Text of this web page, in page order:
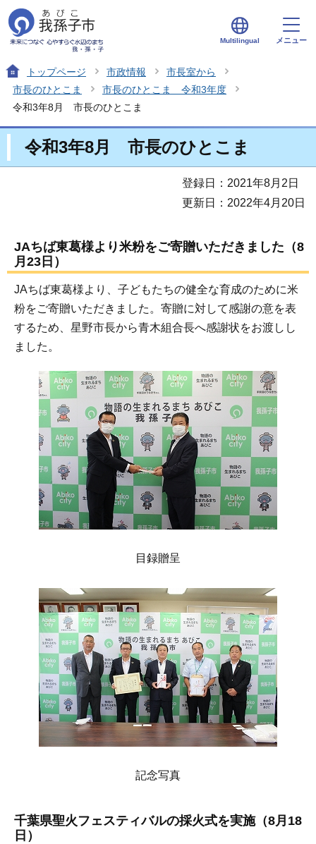
Multilingual メニュー
トップページ 市政情報
市長室から
市長のひとこま
市長のひとこま 令和3年度
令和3年8月 市長のひとこま
令和3年8月 市長のひとこま
登録日：2021年8月2日
更新日：2022年4月20日
JAちば東葛様より米粉をご寄贈いただきました（8
月23日）
JAちば東葛様より、子どもたちの健全な育成のために米
粉をご寄贈いただきました。寄贈に対して感謝の意を表
するため、星野市長から青木組合長へ感謝状をお渡しし
ました。
目録贈呈
記念写真
千葉県聖火フェスティバルの採火式を実施（8月18
日）